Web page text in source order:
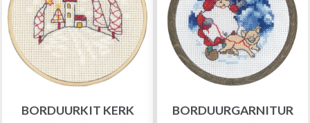
BORDUURKIT KERK
BORDUURGARNITUR